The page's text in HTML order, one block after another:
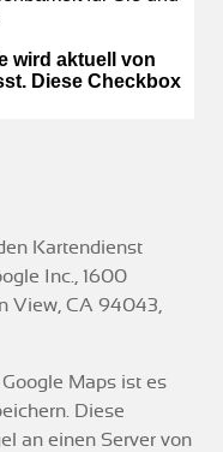
Kartendienst
Inc., 1600
View, CA 94043,
Maps ist es
Diese
an einen Server von